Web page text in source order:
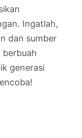
Ingatlah,
dan sumber
berbuah
generasi